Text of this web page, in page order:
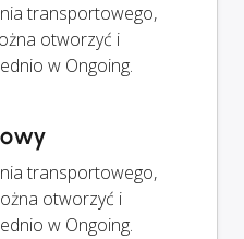
transportowego,
otworzyć i
w Ongoing.
transportowego,
otworzyć i
w Ongoing.